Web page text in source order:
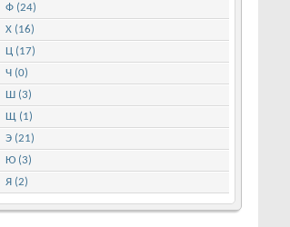
Ф (24)
Х (16)
Ц (17)
Ч (0)
Ш (3)
Щ (1)
Э (21)
Ю (3)
Я (2)